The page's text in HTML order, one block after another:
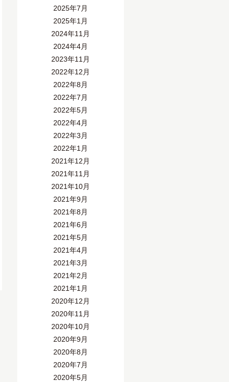
2025年7月
2025年1月
2024年11月
2024年4月
2023年11月
2022年12月
2022年8月
2022年7月
2022年5月
2022年4月
2022年3月
2022年1月
2021年12月
2021年11月
2021年10月
2021年9月
2021年8月
2021年6月
2021年5月
2021年4月
2021年3月
2021年2月
2021年1月
2020年12月
2020年11月
2020年10月
2020年9月
2020年8月
2020年7月
2020年5月